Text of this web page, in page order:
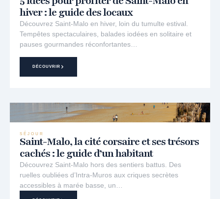
hiver : le guide des locaux
Découvrez Saint-Malo en hiver, loin du tumulte estival.
Tempêtes spectaculaires, balades iodées en solitaire et
pauses gourmandes réconfortantes…
DÉCOUVRIR
SÉJOUR
Saint-Malo, la cité corsaire et ses trésors
cachés : le guide d’un habitant
Découvrez Saint-Malo hors des sentiers battus. Des
ruelles oubliées d’Intra-Muros aux criques secrètes
accessibles à marée basse, un…